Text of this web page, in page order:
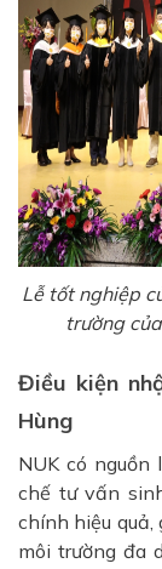
Lễ tốt nghiệp
trường
Điều kiện
Hùng
NUK có nguồn
chế tư vấn
chính hiệu
môi trường đa